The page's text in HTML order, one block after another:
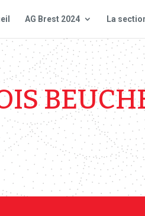
AG Brest 2024 La